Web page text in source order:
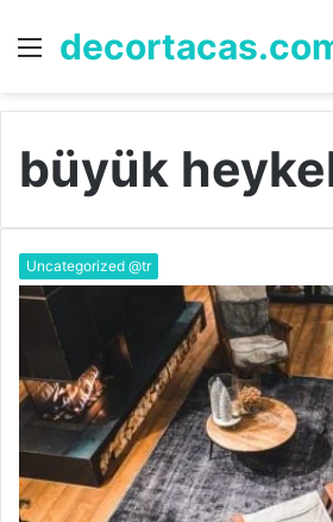
Menü
büyük
Uncategorized @tr